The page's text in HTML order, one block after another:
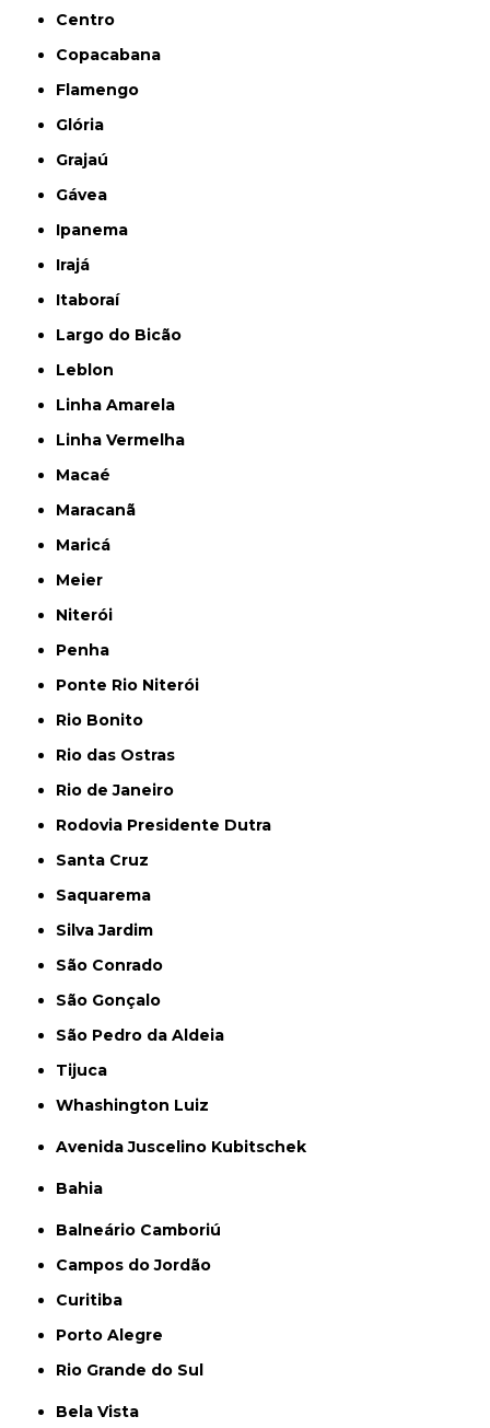
Centro
Copacabana
Flamengo
Glória
Grajaú
Gávea
Ipanema
Irajá
Itaboraí
Largo do Bicão
Leblon
Linha Amarela
Linha Vermelha
Macaé
Maracanã
Maricá
Meier
Niterói
Penha
Ponte Rio Niterói
Rio Bonito
Rio das Ostras
Rio de Janeiro
Rodovia Presidente Dutra
Santa Cruz
Saquarema
Silva Jardim
São Conrado
São Gonçalo
São Pedro da Aldeia
Tijuca
Whashington Luiz
Avenida Juscelino Kubitschek
Bahia
Balneário Camboriú
Campos do Jordão
Curitiba
Porto Alegre
Rio Grande do Sul
Bela Vista